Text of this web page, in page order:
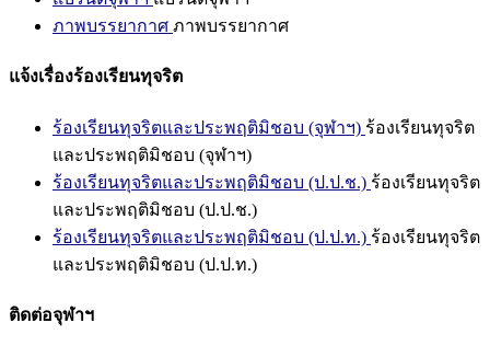
ภาพบรรยากาศ ภาพบรรยากาศ
แจ้งเรื่องร้องเรียนทุจริต
ร้องเรียนทุจริตและประพฤติมิชอบ (จุฬาฯ) ร้องเรียนทุจริต
และประพฤติมิชอบ (จุฬาฯ)
ร้องเรียนทุจริตและประพฤติมิชอบ (ป.ป.ช.) ร้องเรียนทุจริต
และประพฤติมิชอบ (ป.ป.ช.)
ร้องเรียนทุจริตและประพฤติมิชอบ (ป.ป.ท.) ร้องเรียนทุจริต
และประพฤติมิชอบ (ป.ป.ท.)
ติดต่อจุฬาฯ